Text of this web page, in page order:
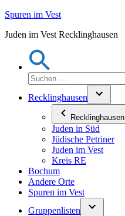
Zum
springen
Spuren im Vest
Juden im Vest Recklinghausen
Suchen
nach:
Recklinghausen
Recklinghausen
Juden in Süd
Jüdische Petriner
Juden im Vest
Kreis RE
Bochum
Andere Orte
Spuren im Vest
Gruppenlisten